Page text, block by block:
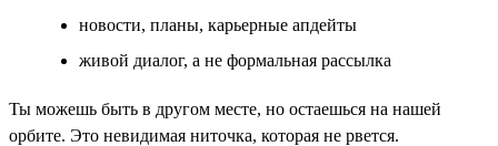
новости, планы, карьерные апдейты
живой диалог, а не формальная рассылка
Ты можешь быть в другом месте, но остаешься на нашей
орбите. Это невидимая ниточка, которая не рвется.